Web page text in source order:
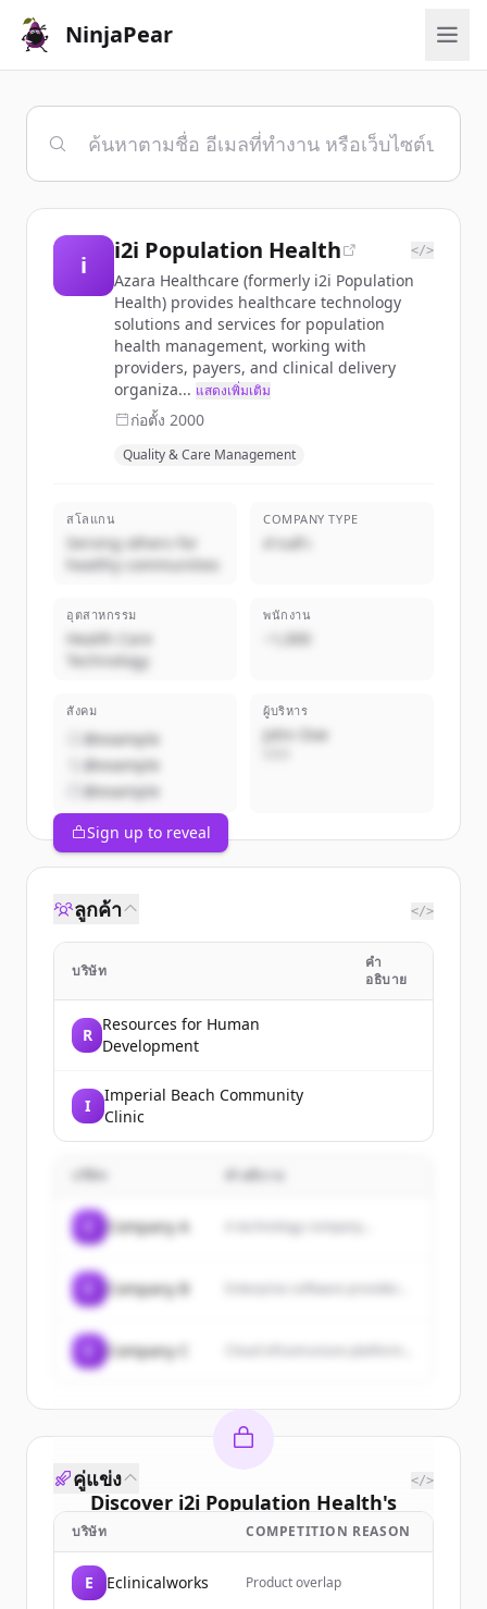
NinjaPear
i
i2i Population Health </>
Azara Healthcare (formerly i2i Population
Health) provides healthcare technology
solutions and services for population
health management, working with
providers, payers, and clinical delivery
organiza... แสดงเพิ่มเติม
ก่อตั้ง 2000
Quality & Care Management
สโลแกน
Serving others for
healthy communities
COMPANY TYPE
ส่วนตัว
อุตสาหกรรม
Health Care
Technology
พนักงาน
~1,000
สังคม
@example
@example
@example
ผู้บริหาร
John Doe
Sign up to reveal
ลูกค้า </>
บริษัท
คำ
อธิบาย
R
Resources for Human
Development
I
Imperial Beach Community
Clinic
คำอธิบาย
Company A A technology company...
Company B
Company C
Discover i2i Population Health's
customers
Sign up for free to view all
ofi2i Population Health
คู่แข่ง </>
บริษัท COMPETITION REASON
E Eclinicalworks Product overlap